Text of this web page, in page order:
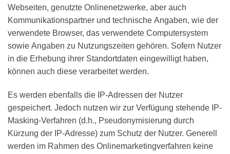
Webseiten, genutzte Onlinenetzwerke, aber auch
Kommunikationspartner und technische Angaben, wie der
verwendete Browser, das verwendete Computersystem
sowie Angaben zu Nutzungszeiten gehören. Sofern Nutzer
in die Erhebung ihrer Standortdaten eingewilligt haben,
können auch diese verarbeitet werden.
Es werden ebenfalls die IP-Adressen der Nutzer
gespeichert. Jedoch nutzen wir zur Verfügung stehende IP-
Masking-Verfahren (d.h., Pseudonymisierung durch
Kürzung der IP-Adresse) zum Schutz der Nutzer. Generell
werden im Rahmen des Onlinemarketingverfahren keine